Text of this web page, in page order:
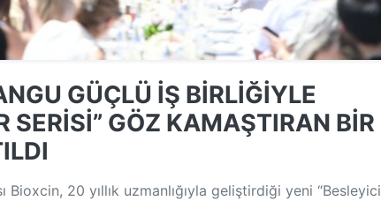
GÜÇLÜ İŞ BİRLİĞİYLE
SERİSİ” GÖZ KAMAŞTIRAN BİR
Bioxcin, 20 yıllık uzmanlığıyla geliştirdiği yeni “Besleyici